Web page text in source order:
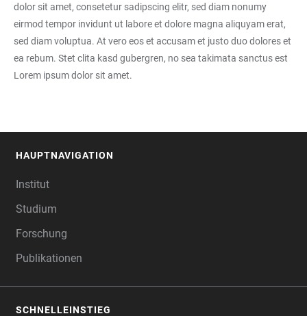
dolor sit amet, consetetur sadipscing elitr, sed diam nonumy
eirmod tempor invidunt ut labore et dolore magna aliquyam erat,
sed diam voluptua. At vero eos et accusam et justo duo dolores et
ea rebum. Stet clita kasd gubergren, no sea takimata sanctus est
Lorem ipsum dolor sit amet.
HAUPTNAVIGATION
Institut
Studium
Forschung
Publikationen
SCHNELLEINSTIEG